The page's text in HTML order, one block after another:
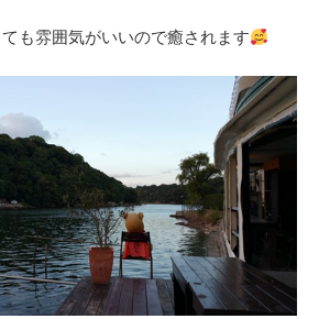
も雰囲気がいいので癒されます